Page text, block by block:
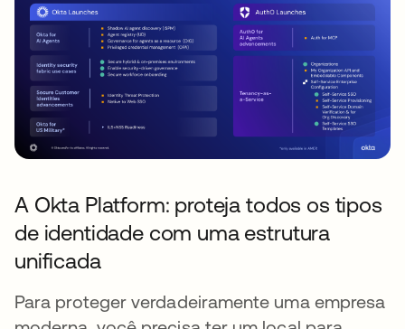
A Okta Platform: proteja todos os tipos
de identidade com uma estrutura
unificada
Para proteger verdadeiramente uma empresa